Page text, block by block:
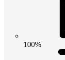
100%